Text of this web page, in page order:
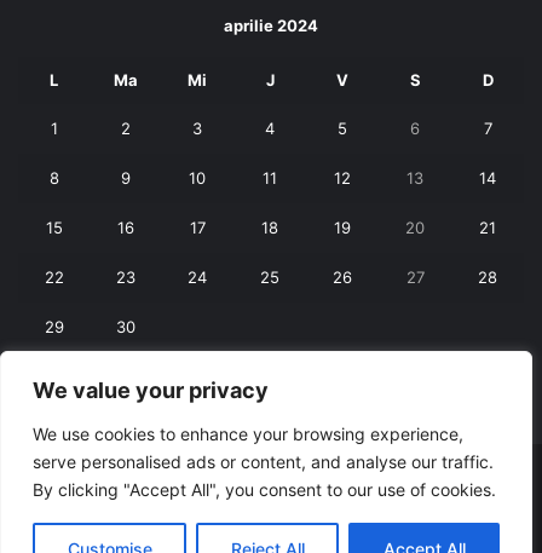
We value your privacy
We use cookies to enhance your browsing experience,
serve personalised ads or content, and analyse our traffic.
By clicking "Accept All", you consent to our use of cookies.
Customise Reject All Accept All
aprilie 2024
L Ma Mi J V S D
1 2 3 4 5 6 7
8 9 10 11 12 13 14
15 16 17 18 19 20 21
22 23 24 25 26 27 28
29 30
« mart. mai »
© Copyright 2026, All Rights Reserved | RexNet
Facebook